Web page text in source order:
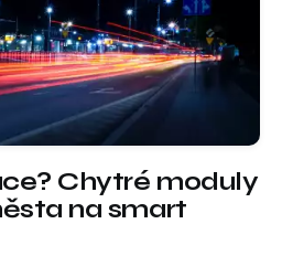
Chytré moduly
na smart